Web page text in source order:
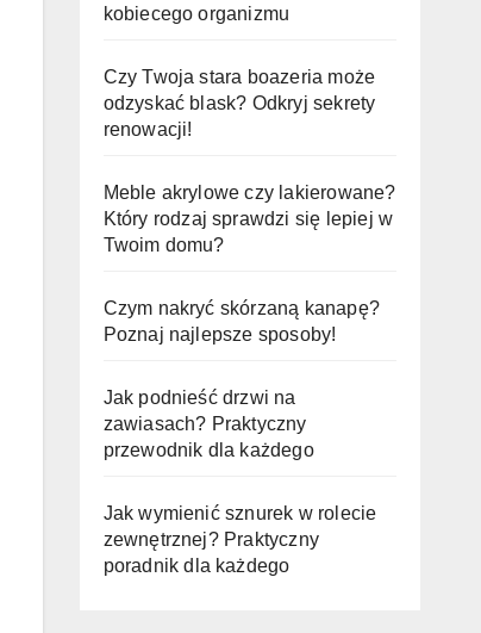
kobiecego organizmu
Czy Twoja stara boazeria może
odzyskać blask? Odkryj sekrety
renowacji!
Meble akrylowe czy lakierowane?
Który rodzaj sprawdzi się lepiej w
Twoim domu?
Czym nakryć skórzaną kanapę?
Poznaj najlepsze sposoby!
Jak podnieść drzwi na
zawiasach? Praktyczny
przewodnik dla każdego
Jak wymienić sznurek w rolecie
zewnętrznej? Praktyczny
poradnik dla każdego